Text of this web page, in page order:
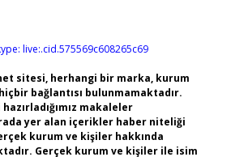
live:.cid.575569c608265c69
sitesi, herhangi bir marka, kurum
bağlantısı bulunmamaktadır.
makaleler
yer alan içerikler haber niteliği
kurum ve kişiler hakkında
Gerçek kurum ve kişiler ile isim